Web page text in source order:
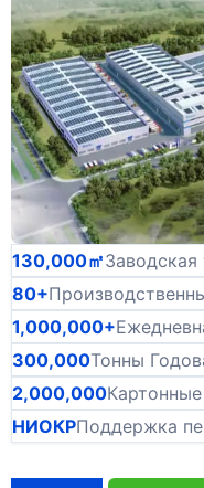
130,000㎡
80+
1,000,000+
300,000Тонны
2,000,000
НИОКРПоддержка